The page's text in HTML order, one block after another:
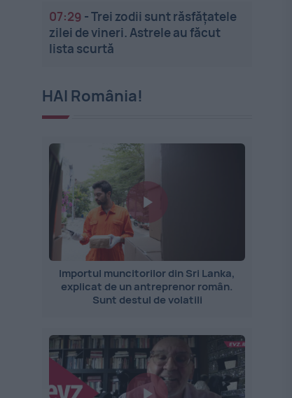
07:29 -Trei zodii sunt răsfățatele
zilei de vineri. Astrele au făcut
lista scurtă
HAI România!
Importul muncitorilor din Sri Lanka,
explicat de un antreprenor român.
Sunt destul de volatili